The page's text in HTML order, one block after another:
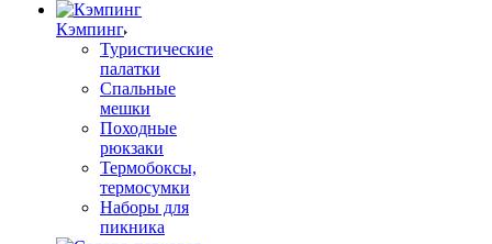
Кэмпинг
Туристические
палатки
Спальные
мешки
Походные
рюкзаки
Термобоксы,
термосумки
Наборы для
пикника